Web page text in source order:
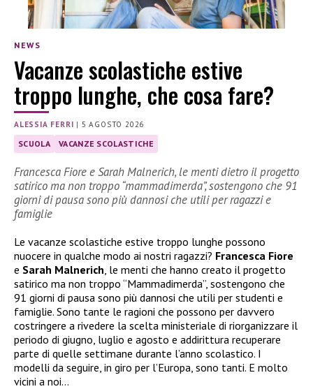
NEWS
Vacanze scolastiche estive
troppo lunghe, che cosa fare?
ALESSIA FERRI | 5 AGOSTO 2026
SCUOLA VACANZE SCOLASTICHE
Francesca Fiore e Sarah Malnerich, le menti dietro il progetto
satirico ma non troppo “mammadimerda”, sostengono che 91
giorni di pausa sono più dannosi che utili per ragazzi e
famiglie
Le vacanze scolastiche estive troppo lunghe possono
nuocere in qualche modo ai nostri ragazzi? Francesca Fiore
e Sarah Malnerich , le menti che hanno creato il progetto
satirico ma non troppo “Mammadimerda”, sostengono che
91 giorni di pausa sono più dannosi che utili per studenti e
famiglie. Sono tante le ragioni che possono per davvero
costringere a rivedere la scelta ministeriale di riorganizzare il
periodo di giugno, luglio e agosto e addirittura recuperare
parte di quelle settimane durante l’anno scolastico. I
modelli da seguire, in giro per l’Europa, sono tanti. E molto
vicini a noi…